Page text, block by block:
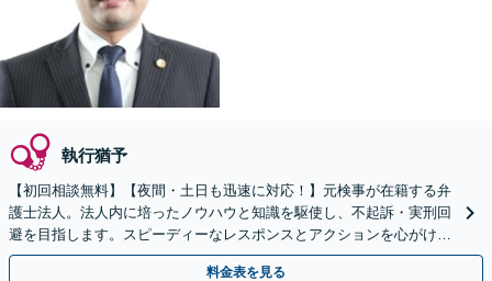
執行猶予
【初回相談無料】【夜間・土日も迅速に対応！】元検事が在籍する弁
護士法人。法人内に培ったノウハウと知識を駆使し、不起訴・実刑回
避を目指します。スピーディーなレスポンスとアクションを心がけ、
最善の解決を目指します【電話相談可】
料金表を見る